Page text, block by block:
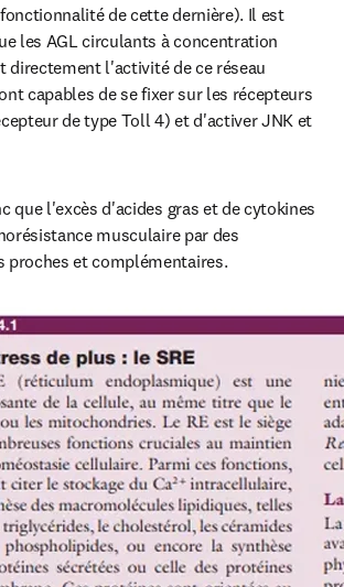
de cette dernière). Il est
les AGL circulants à concentration
directement l'activité de ce réseau
capables de se fixer sur les récepteurs
de type Toll 4) et d'activer JNK et
que l'excès d'acides gras et de cytokines
musculaire par des
proches et complémentaires.